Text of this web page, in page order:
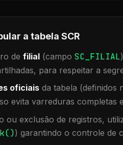
a tabela SCR
de filial (campo SC_FILIAL
para respeitar a
oficiais da tabela (definidos
evita varreduras completas
ou exclusão de registros,
) garantindo o controle de